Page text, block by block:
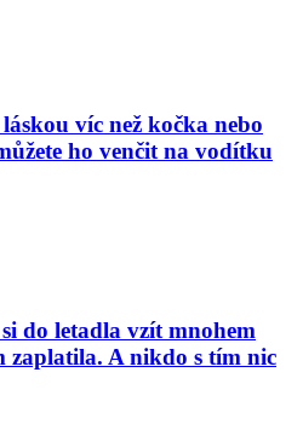
víc než kočka nebo
ho venčit na vodítku
do letadla vzít mnohem
zaplatila. A nikdo s tím nic